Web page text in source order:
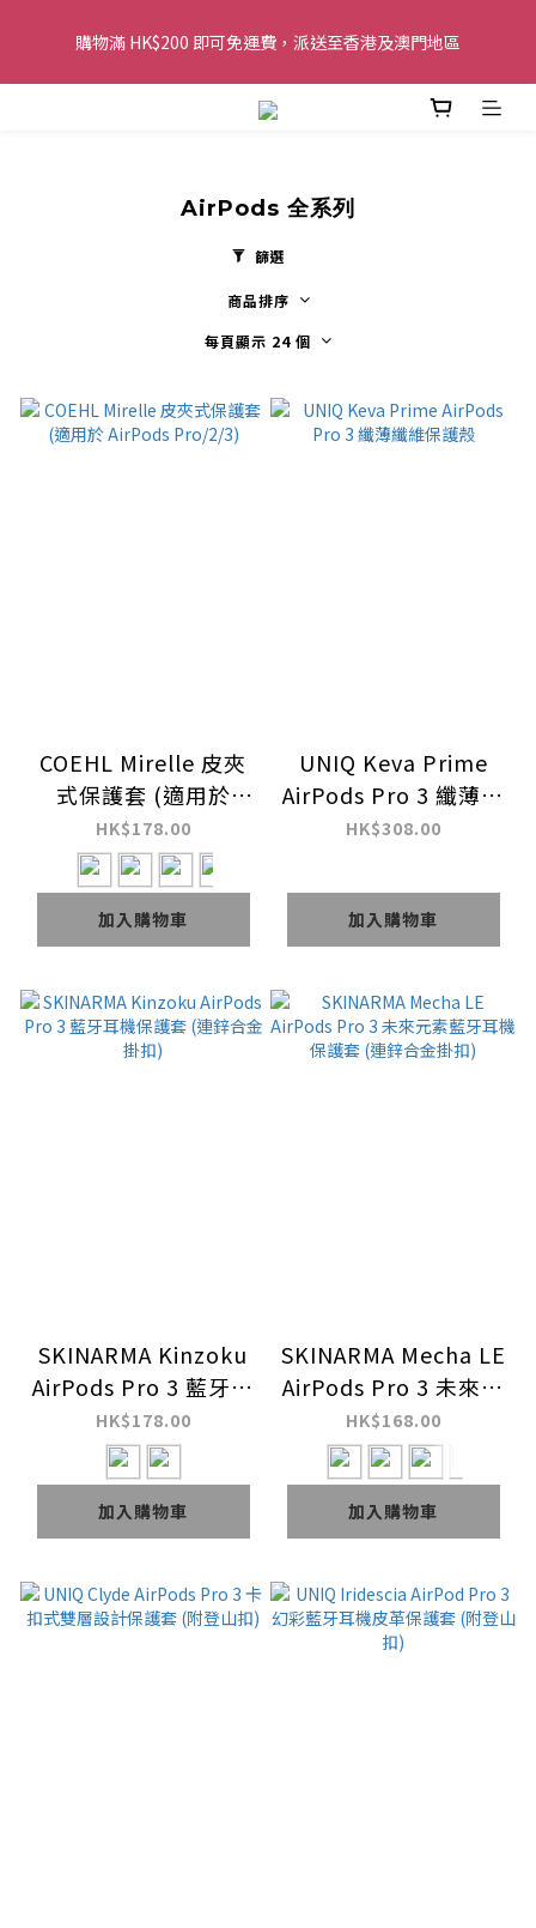
購物滿 HK$200 即可免運費，派送至香港及澳門地區
購物滿 HK$200 即可免運費，派送至香港及澳門地區
全單金額：每滿 HK$250，以轉數快或八達通方式付款，額外再減
歡迎 WhatsApp 6123 6918 查詢或電郵到
info@topwinner.com.hk
購物滿 HK$200 即可免運費，派送至香港及澳門地區
AirPods 全系列
篩選
商品排序
每頁顯示 24 個
COEHL Mirelle 皮夾
式保護套 (適用於
AirPods Pro/2/3)
HK$178.00
加入購物車
UNIQ Keva Prime
AirPods Pro 3 纖薄纖
維保護殼
HK$308.00
加入購物車
SKINARMA Kinzoku
AirPods Pro 3 藍牙耳
機保護套 (連鋅合金掛
扣)
HK$178.00
加入購物車
SKINARMA Mecha LE
AirPods Pro 3 未來元
素藍牙耳機保護套 (連
鋅合金掛扣)
HK$168.00
加入購物車